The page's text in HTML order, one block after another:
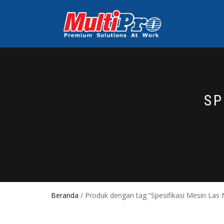
Beranda / Produk dengan tag “Spesifikasi Mesin Las